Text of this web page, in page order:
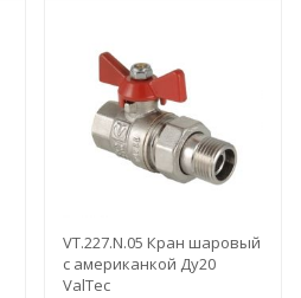
VT.227.N.05 Кран шаровый
с американкой Ду20
ValTec